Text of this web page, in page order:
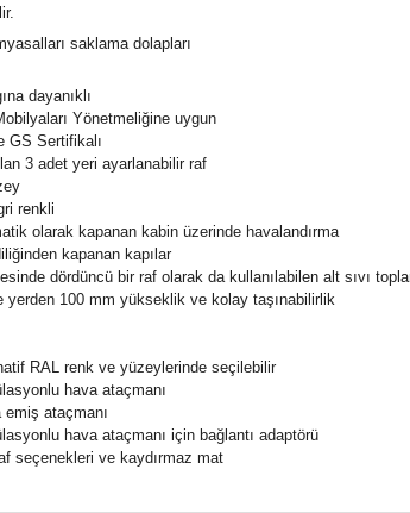
dayanıklı
Yönetmeliğine uygun
GS Sertifikalı
3 adet yeri ayarlanabilir raf
renkli
olarak kapanan kabin üzerinde havalandırma
kapanan kapılar
dördüncü bir raf olarak da kullanılabilen alt sıvı
yerden 100 mm yükseklik ve kolay taşınabilirlik
RAL renk ve yüzeylerinde seçilebilir
hava ataçmanı
ataçmanı
hava ataçmanı için bağlantı adaptörü
seçenekleri ve kaydırmaz mat